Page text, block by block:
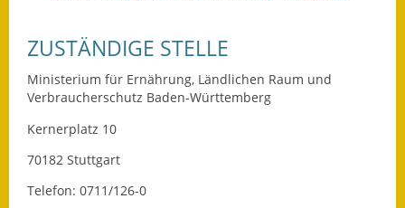
Straßenbau
Landesstraße
ZUSTÄNDIGE STELLE
Ministerium für Ernährung, Ländlichen Raum und
Verbraucherschutz Baden-Württemberg
Kernerplatz 10
70182 Stuttgart
Telefon: 0711/126-0